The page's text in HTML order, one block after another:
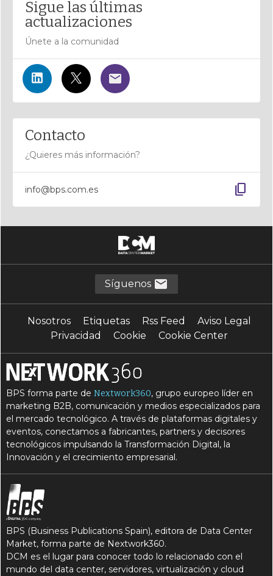
Sigue las últimas
actualizaciones
Únete a la comunidad
Contacto
¿Quieres más información?
info@bps.com.es content_copy
Síguenos
Nosotros Etiquetas Rss Feed
Aviso Legal
Privacidad
Cookie Cookie Center
BPS forma parte deNextwork360, grupo europeo líder en
marketing B2B, comunicación y medios especializados para
el mercado tecnológico. A través de plataformas digitales y
eventos, conectamos a fabricantes, partners y decisores
tecnológicos impulsando la Transformación Digital, la
Innovación y el crecimiento empresarial.
BPS (Business Publications Spain), editora de Data Center
Market, forma parte de Nextwork360.
DCM es el lugar para conocer todo lo relacionado con el
mundo del data center, servidores, virtualización y cloud